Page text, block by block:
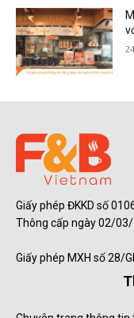
Giấy phép ĐKKD số
Thông cấp ngày 02/
Giấy phép MXH số 28/